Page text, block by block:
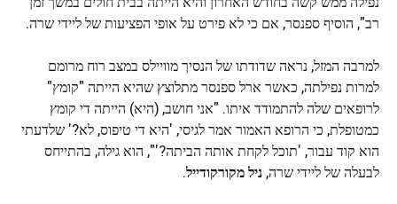
רב", הוסיף ספנסר, אם כי לא פירט על אופי הפציעות של ליידי שרה.
למרבה המזל, נראה שדודתו של הנסיך מוויילס במצב רוח מרומם
למרות נפילתה, כאשר ארל ספנסר מתלוצץ שהיא הייתה "קומץ"
לרופאים שלה להתמודד איתו. "אני חושב, (היא) הייתה די קומץ
כמטופלת, כי הרופא האמור אמר לגיסי, 'היא די טיפוס, לא?' שלדעתי
הוא קוד עבור, 'תוכל לקחת אותה הביתה?'", הוא גילה, בהתייחס
לבעלה של ליידי שרה, ניל מקורקודייל.